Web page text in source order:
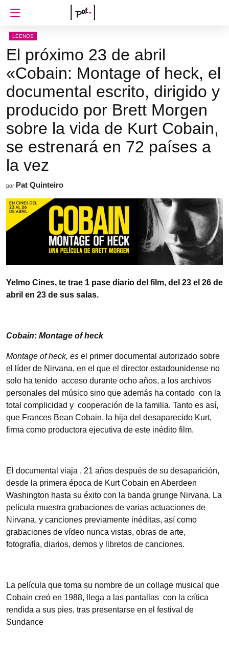
LÉENOS
El próximo 23 de abril
«Cobain: Montage of heck, el
documental escrito, dirigido y
producido por Brett Morgen
sobre la vida de Kurt Cobain,
se estrenará en 72 países a
la vez
por Pat Quinteiro
Yelmo Cines, te trae 1 pase diario del film, del 23 el 26 de
abril en 23 de sus salas.
Cobain: Montage of heck
Montage of heck, es el primer documental autorizado sobre
el líder de Nirvana, en el que el director estadounidense no
solo ha tenido acceso durante ocho años, a los archivos
personales del músico sino que además ha contado con la
total complicidad y cooperación de la familia. Tanto es así,
que Frances Bean Cobain, la hija del desaparecido Kurt,
firma como productora ejecutiva de este inédito film.
El documental viaja , 21 años después de su desaparición,
desde la primera época de Kurt Cobain en Aberdeen
Washington hasta su éxito con la banda grunge Nirvana. La
película muestra grabaciones de varias actuaciones de
Nirvana, y canciones previamente inéditas, así como
grabaciones de vídeo nunca vistas, obras de arte,
fotografía, diarios, demos y libretos de canciones.
La película que toma su nombre de un collage musical que
Cobain creó en 1988, llega a las pantallas con la crítica
rendida a sus pies, tras presentarse en el festival de
Sundance